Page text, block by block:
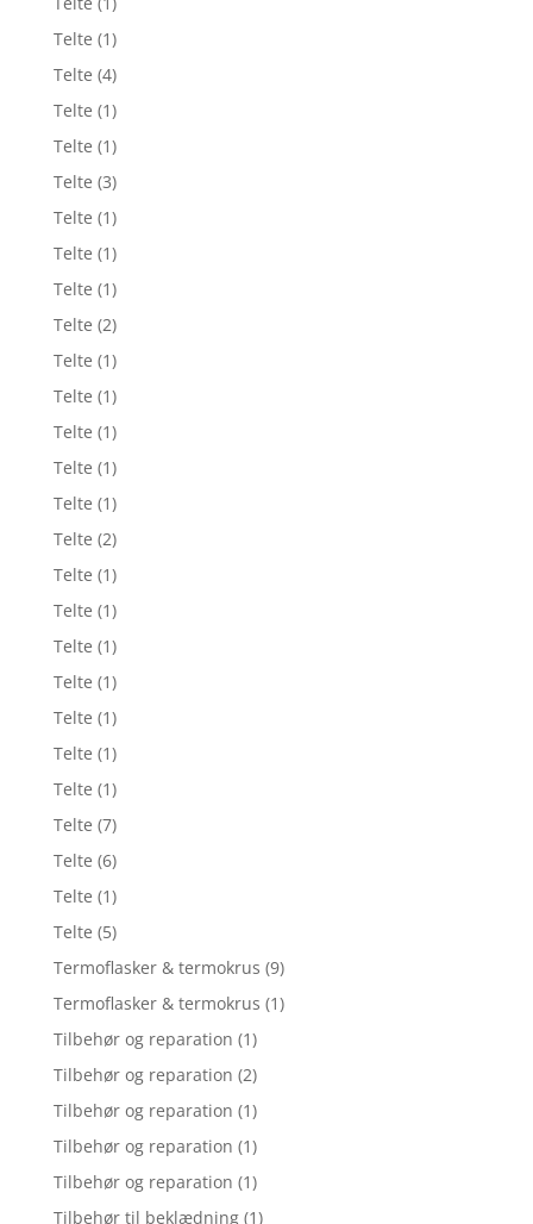
Telte (1)
Telte (4)
Telte (1)
Telte (1)
Telte (3)
Telte (1)
Telte (1)
Telte (1)
Telte (2)
Telte (1)
Telte (1)
Telte (1)
Telte (1)
Telte (1)
Telte (2)
Telte (1)
Telte (1)
Telte (1)
Telte (1)
Telte (1)
Telte (1)
Telte (1)
Telte (7)
Telte (6)
Telte (1)
Telte (5)
Termoflasker & termokrus (9)
Termoflasker & termokrus (1)
Tilbehør og reparation (1)
Tilbehør og reparation (2)
Tilbehør og reparation (1)
Tilbehør og reparation (1)
Tilbehør og reparation (1)
Tilbehør til beklædning (1)